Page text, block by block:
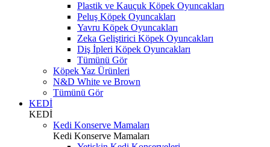
Plastik ve Kauçuk Köpek Oyuncakları
Peluş Köpek Oyuncakları
Yavru Köpek Oyuncakları
Zeka Geliştirici Köpek Oyuncakları
Diş İpleri Köpek Oyuncakları
Tümünü Gör
Köpek Yaz Ürünleri
N&D White ve Brown
Tümünü Gör
KEDİ
KEDİ
Kedi Konserve Mamaları
Kedi Konserve Mamaları